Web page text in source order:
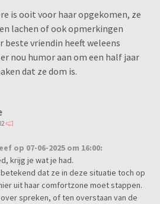
is ooit voor haar opgekomen, ze
lachen of ook opmerkingen
beste vriendin heeft weleens
nou humor aan om een half jaar
dat ze dom is.
op 07-06-2025 om 16:00:
krijg je wat je had.
dat ze in deze situatie toch op
uit haar comfortzone moet stappen.
spreken, of ten overstaan van de